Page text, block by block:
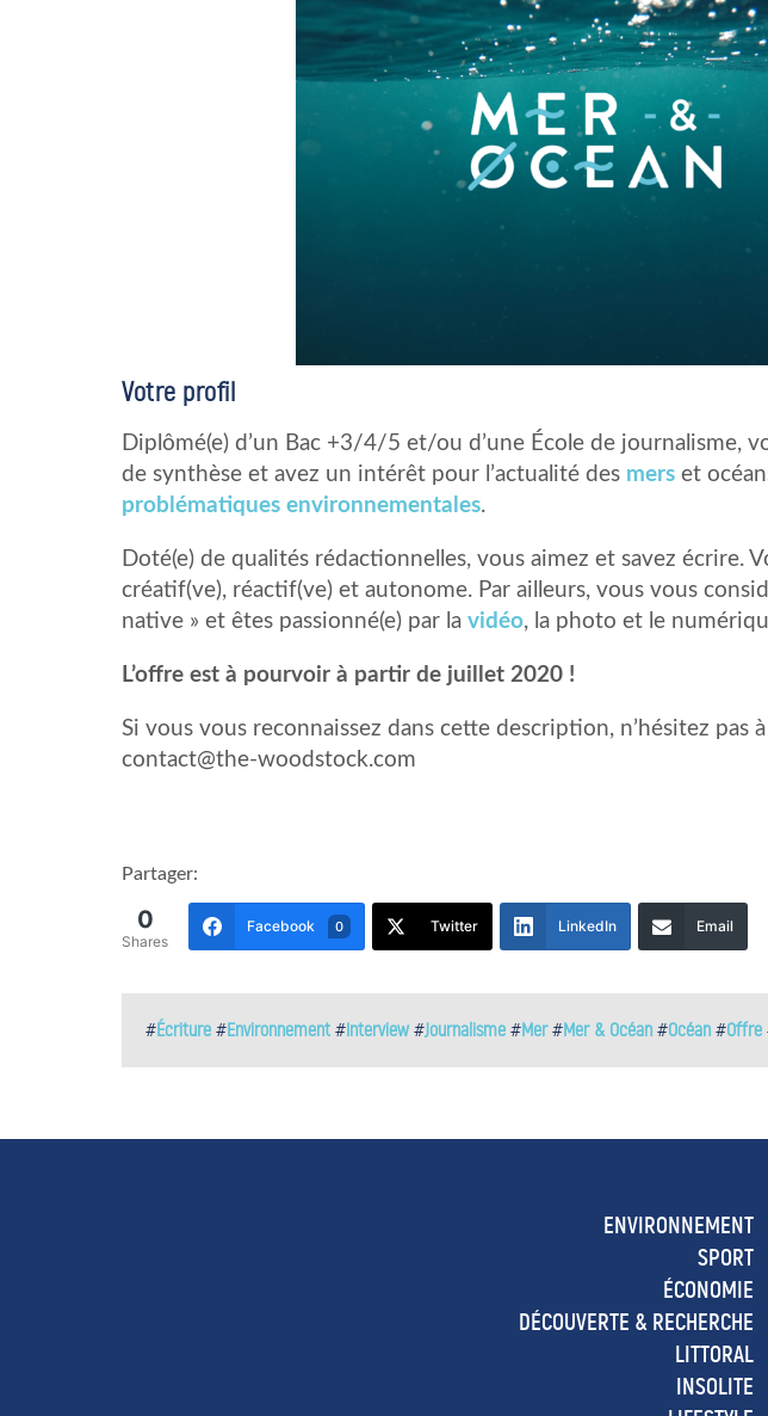
Votre profil
Diplômé(e) d’un Bac +3/4/5 et/ou d’une École de journalisme,
de synthèse et avez un intérêt pour l’actualité des mers et
problématiques environnementales.
Doté(e) de qualités rédactionnelles, vous aimez et savez écrire.
créatif(ve), réactif(ve) et autonome. Par ailleurs, vous vous
native » et êtes passionné(e) par la vidéo, la photo et le
L’offre est à pourvoir à partir de juillet 2020 !
Si vous vous reconnaissez dans cette description, n’hésitez pas
contact@the-woodstock.com
Partager:
0
Shares
Facebook 0 Twitter LinkedIn Email
#Écriture #Environnement #Interview#Journalisme #Mer#Mer & Océan #Océan #Offre
ENVIRONNEMENT
SPORT
ÉCONOMIE
DÉCOUVERTE & RECHERCHE
LITTORAL
INSOLITE